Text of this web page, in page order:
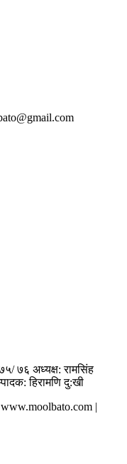
७६ अध्यक्ष: रामसिंह
हिरामणि दु:खी
|